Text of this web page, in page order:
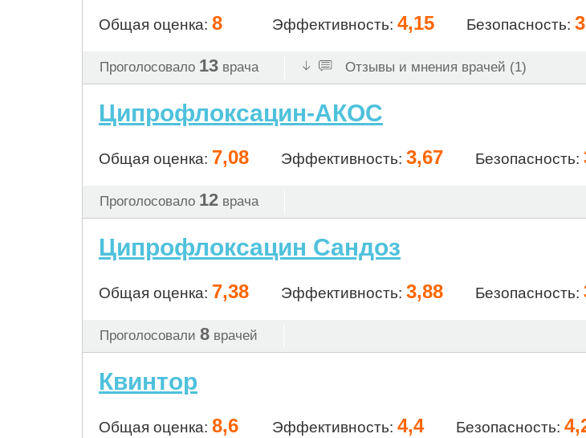
Общая оценка: 8 Эффективность: 4,15 Безопасность:
Проголосовало 13 врача Отзывы и мнения врачей (1)
Ципрофлоксацин-АКОС
Общая оценка: 7,08 Эффективность: 3,67 Безопасность:
Проголосовало 12 врача
Ципрофлоксацин Сандоз
Общая оценка: 7,38 Эффективность: 3,88 Безопасность:
Проголосовали 8 врачей
Квинтор
Общая оценка: 8,6 Эффективность: 4,4 Безопасность: